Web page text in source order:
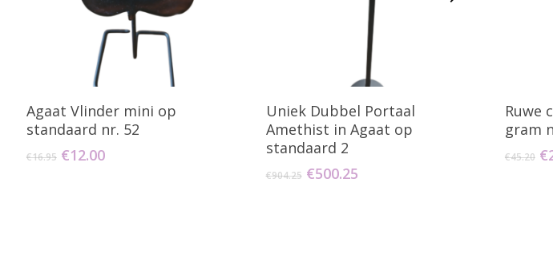
Toevoegen Aan Winkelwagen
Agaat Vlinder mini op
standaard nr. 52
€16.95 Oorspronkelijke
€12.00Huidige
Toevoegen Aan Winkelwagen
Uniek Dubbel Portaal
Amethist in Agaat op
standaard 2
€904.25 Oorspronkelijke
€500.25Huidige
Ruwe
gram
€45.20 €